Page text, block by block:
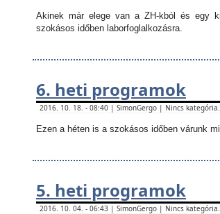
Akinek már elege van a ZH-kból és egy
szokásos időben laborfoglalkozásra.
6. heti programok
2016. 10. 18. - 08:40 | SimonGergo | Nincs
Ezen a héten is a szokásos időben várunk
5. heti programok
2016. 10. 04. - 06:43 | SimonGergo | Nincs